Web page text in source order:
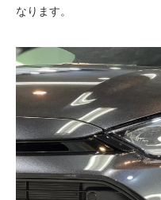
なります。